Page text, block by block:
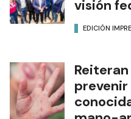
visión
EDICIÓN